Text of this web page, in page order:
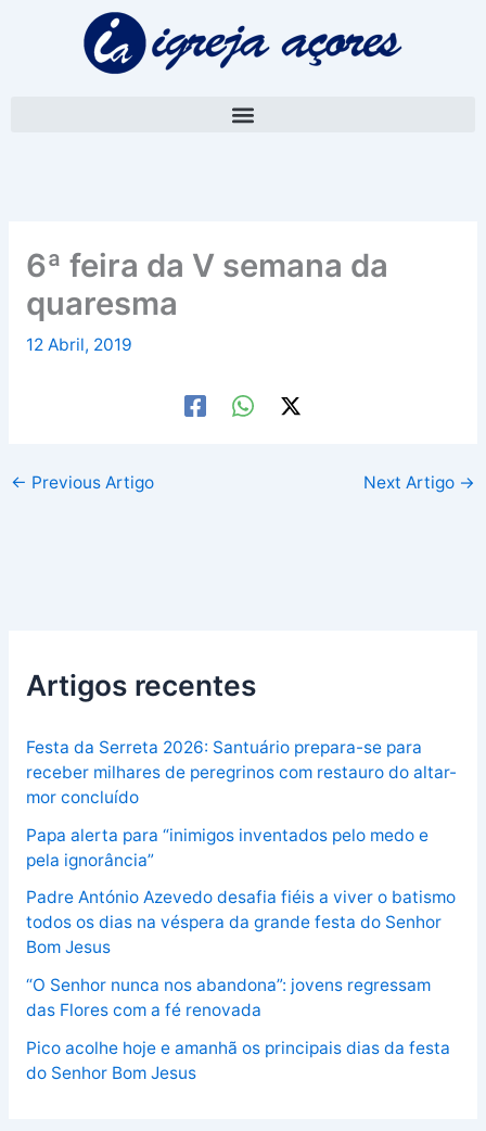
6ª feira da V semana da
quaresma
12 Abril, 2019
← Previous Artigo Next Artigo →
Artigos recentes
Festa da Serreta 2026: Santuário prepara-se para
receber milhares de peregrinos com restauro do altar-
mor concluído
Papa alerta para “inimigos inventados pelo medo e
pela ignorância”
Padre António Azevedo desafia fiéis a viver o batismo
todos os dias na véspera da grande festa do Senhor
Bom Jesus
“O Senhor nunca nos abandona”: jovens regressam
das Flores com a fé renovada
Pico acolhe hoje e amanhã os principais dias da festa
do Senhor Bom Jesus